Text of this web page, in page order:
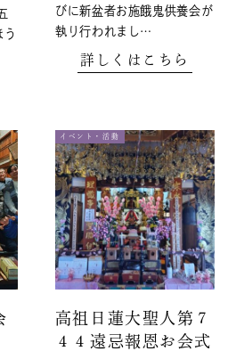
う
びに新盆者お施餓鬼供養会が
執り行われまし…
詳しくはこちら
イベント・活動
高祖日蓮大聖人第７
４４遠忌報恩お会式